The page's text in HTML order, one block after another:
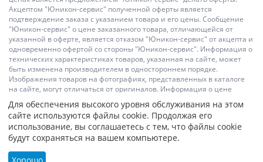
Акцептом "Юникон-сервис" полученной оферты является
подтверждение заказа с указанием товара и его цены. Сообщение
"Юникон-сервис" о цене заказанного товара, отличающейся от
указанной в оферте, является отказом "Юникон-сервис" от акцепта и
одновременно офертой со стороны "Юникон-сервис". Информация о
технических характеристиках товаров, указанная на сайте, может
быть изменена производителем в одностороннем порядке.
Изображения товаров на фотографиях, представленных в каталоге
на сайте, могут отличаться от оригиналов. Информация о цене
товара, указанная в каталоге на сайте, может отличаться от
фактической к моменту оформления заказа на соответствующий
товар. Подтверждением цены заказанного товара является
сообщение "Юникон-сервис" о цене такого товара. Администрация
Сайта не несет ответственности за содержание сообщений и других
законодательству, за достоверность размещаемых Пользователями
Для обеспечения высокого уровня обслуживания на этом
сайте используются файлы cookie. Продолжая его
использование, вы соглашаетесь с тем, что файлы cookie
будут сохраняться на вашем компьютере.